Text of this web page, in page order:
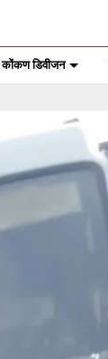
कोंकण डिवीजन